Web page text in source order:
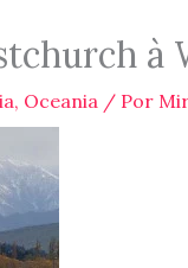
à
, Oceania/ Por